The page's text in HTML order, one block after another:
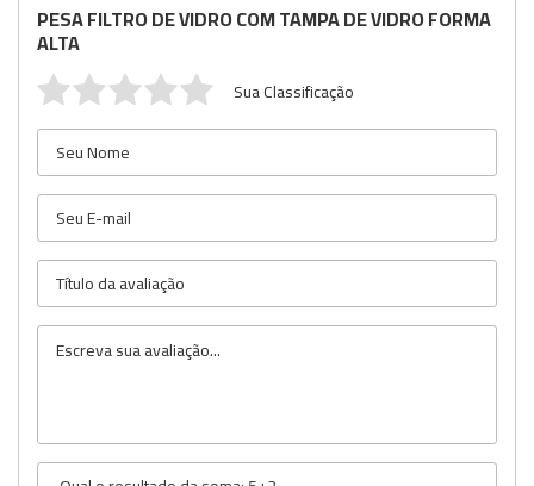
PESA FILTRO DE VIDRO COM TAMPA DE VIDRO FORMA
ALTA
Sua Classificação